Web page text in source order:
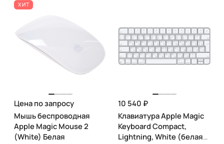
ХИТ
Цена по запросу
Мышь беспроводная
Apple Magic Mouse 2
(White) Белая
10 540 ₽
Клавиатура Apple Magic
Keyboard Compact,
Lightning, White (белая)